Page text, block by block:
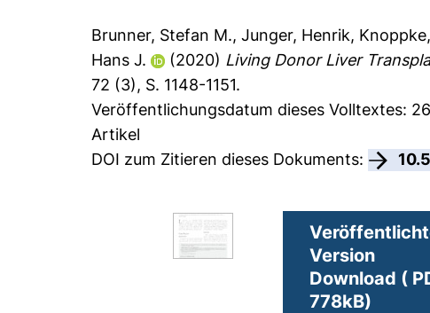
Brunner, Stefan M.,Junger, Henrik,
Hans J.
(2020) Living Donor Liver
72 (3), S. 1148-1151.
Veröffentlichungsdatum dieses Volltextes:
Artikel
DOI zum Zitieren dieses Dokuments:
Version
Download (
778kB)